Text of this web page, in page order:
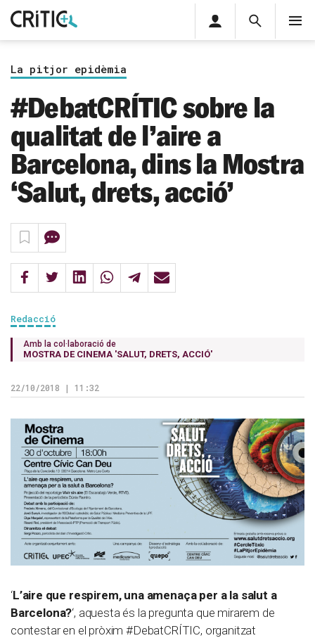
Cerca
privada
Inicia sessió
La pitjor epidèmia
#DebatCRÍTIC sobre la
qualitat de l’aire a
Barcelona, dins la Mostra
‘Salut, drets, acció’
Redacció
Amb la col·laboració de
MOSTRA DE CINEMA 'SALUT, DRETS, ACCIÓ'
22/10/2018 | 11:32
‘L’aire que respirem, una amenaça per a la salut a
Barcelona?‘, aquesta és la pregunta que mirarem de
contestar en el pròxim #DebatCRÍTIC, organitzat